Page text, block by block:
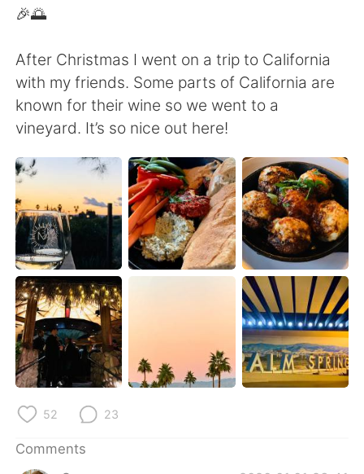
Español العربية
Français Deutsch
Русский ไทย
Indonesia Italiano
Türkçe Tiếng Việt
Português
🎉🌅
After Christmas I went on a trip to California
with my friends. Some parts of California are
known for their wine so we went to a
vineyard. It’s so nice out here!
52 23
Comments